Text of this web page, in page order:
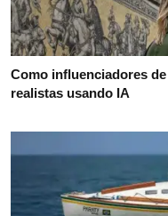
Como influenciadores
realistas usando IA